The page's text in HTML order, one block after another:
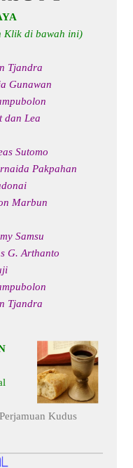
Klik di bawah ini)
Tjandra
Gunawan
dan Lea
Sutomo
Pakpahan
Marbun
Samsu
G. Arthanto
Tjandra
Kudus